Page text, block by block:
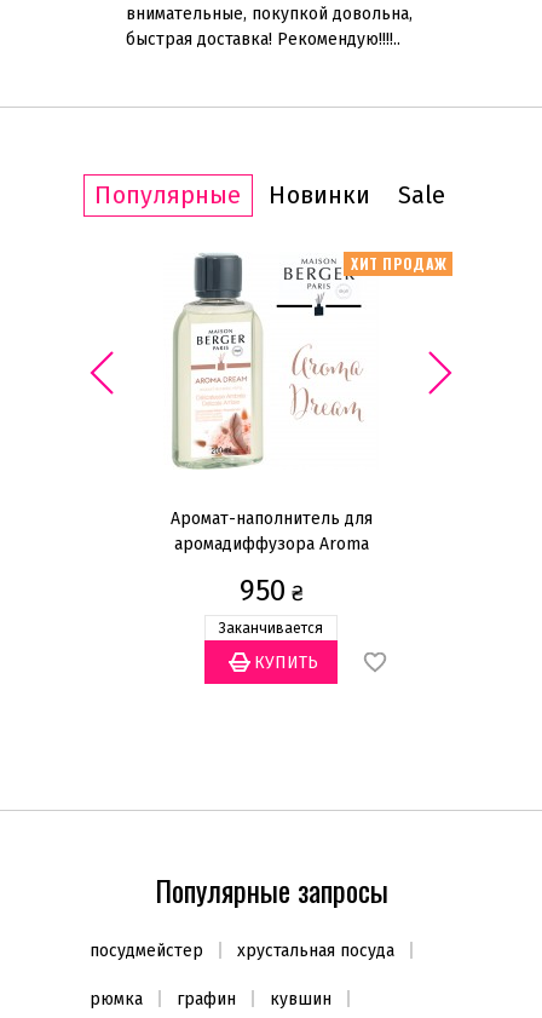
внимательные, покупкой довольна,
быстрая доставка! Рекомендую!!!!..
Популярные Новинки Sale
ХИТ ПРОДАЖ
Аромат-наполнитель для
аромадиффузора Aroma
950 ₴
Заканчивается
Популярные запросы
посудмейстер хрустальная посуда
рюмка графин кувшин